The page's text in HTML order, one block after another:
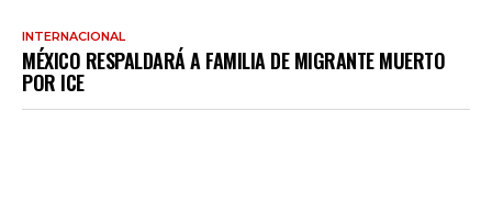
INTERNACIONAL
MÉXICO RESPALDARÁ A FAMILIA DE MIGRANTE MUERTO
POR ICE